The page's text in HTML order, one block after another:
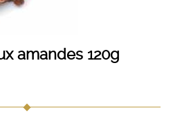
amandes 120g